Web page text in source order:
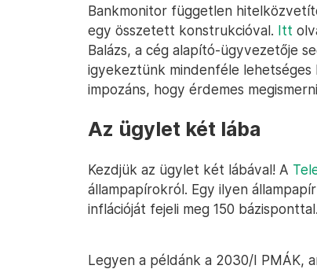
Bankmonitor független
egy összetett konstrukcióval. Itt
Balázs, a cég alapító-ügyvezetője
igyekeztünk mindenféle
impozáns, hogy érdemes
Az ügylet két lába
Kezdjük az ügylet két lábával! A
állampapírokról. Egy ilyen
inflációját fejeli meg 150 bázisponttal.
Legyen a példánk a 2030/I PMÁK,